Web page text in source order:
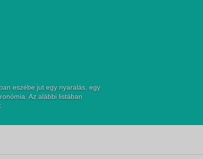
eszébe jut egy nyaralás, egy
Az alábbi listában